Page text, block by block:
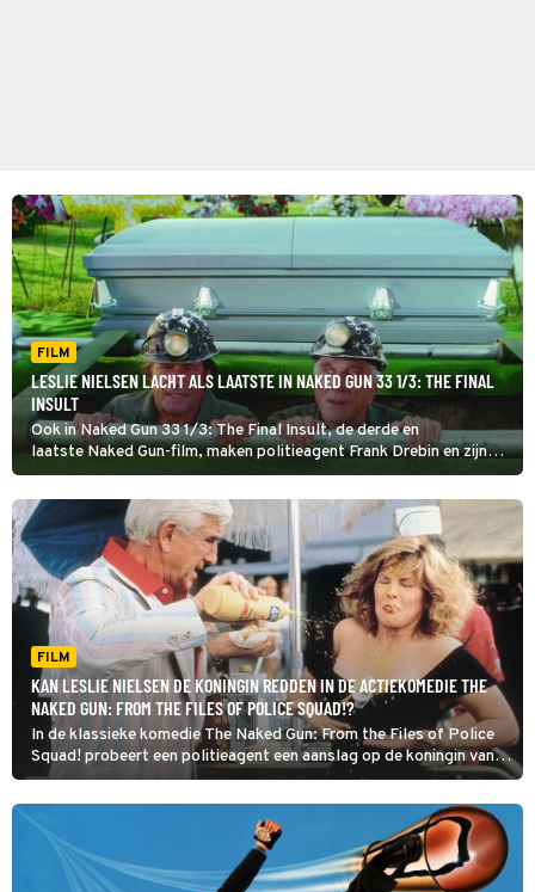
FILM
LESLIE NIELSEN LACHT ALS LAATSTE IN NAKED GUN 33 1/3: THE FINAL
INSULT
Ook in Naked Gun 33 1/3: The Final Insult, de derde en
laatste Naked Gun-film, maken politieagent Frank Drebin en zijn
collega’s er weer één grote chaos van.
FILM
KAN LESLIE NIELSEN DE KONINGIN REDDEN IN DE ACTIEKOMEDIE THE
NAKED GUN: FROM THE FILES OF POLICE SQUAD!?
In de klassieke komedie The Naked Gun: From the Files of Police
Squad! probeert een politieagent een aanslag op de koningin van
Engeland te voorkomen.